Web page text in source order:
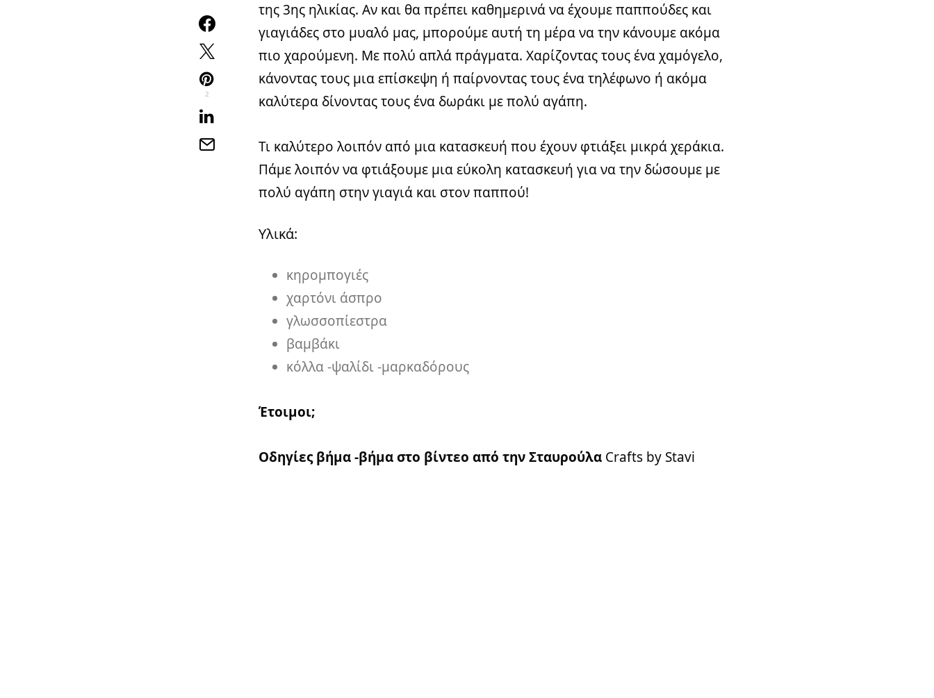
2
της 3ης ηλικίας. Αν και θα πρέπει καθημερινά να έχουμε παππούδες και
γιαγιάδες στο μυαλό μας, μπορούμε αυτή τη μέρα να την κάνουμε ακόμα
πιο χαρούμενη. Με πολύ απλά πράγματα. Χαρίζοντας τους ένα χαμόγελο,
κάνοντας τους μια επίσκεψη ή παίρνοντας τους ένα τηλέφωνο ή ακόμα
καλύτερα δίνοντας τους ένα δωράκι με πολύ αγάπη.
Τι καλύτερο λοιπόν από μια κατασκευή που έχουν φτιάξει μικρά χεράκια.
Πάμε λοιπόν να φτιάξουμε μια εύκολη κατασκευή για να την δώσουμε με
πολύ αγάπη στην γιαγιά και στον παππού!
Υλικά:
κηρομπογιές
χαρτόνι άσπρο
γλωσσοπίεστρα
βαμβάκι
κόλλα -ψαλίδι -μαρκαδόρους
Έτοιμοι;
Οδηγίες βήμα -βήμα στο βίντεο από την Σταυρούλα Crafts by Stavi